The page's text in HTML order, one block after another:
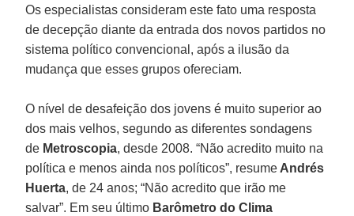
Os especialistas consideram este fato uma resposta
de decepção diante da entrada dos novos partidos no
sistema político convencional, após a ilusão da
mudança que esses grupos ofereciam.
O nível de desafeição dos jovens é muito superior ao
dos mais velhos, segundo as diferentes sondagens
de Metroscopia, desde 2008. “Não acredito muito na
política e menos ainda nos políticos”, resume Andrés
Huerta, de 24 anos; “Não acredito que irão me
salvar”. Em seu último Barômetro do Clima